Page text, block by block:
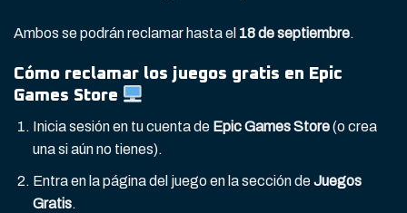
Ambos se podrán reclamar hasta el 18 de septiembre.
Cómo reclamar los juegos gratis en Epic
Games Store
Inicia sesión en tu cuenta de Epic Games Store(o crea
una si aún no tienes).
Entra en la página del juego en la sección deJuegos
Gratis.